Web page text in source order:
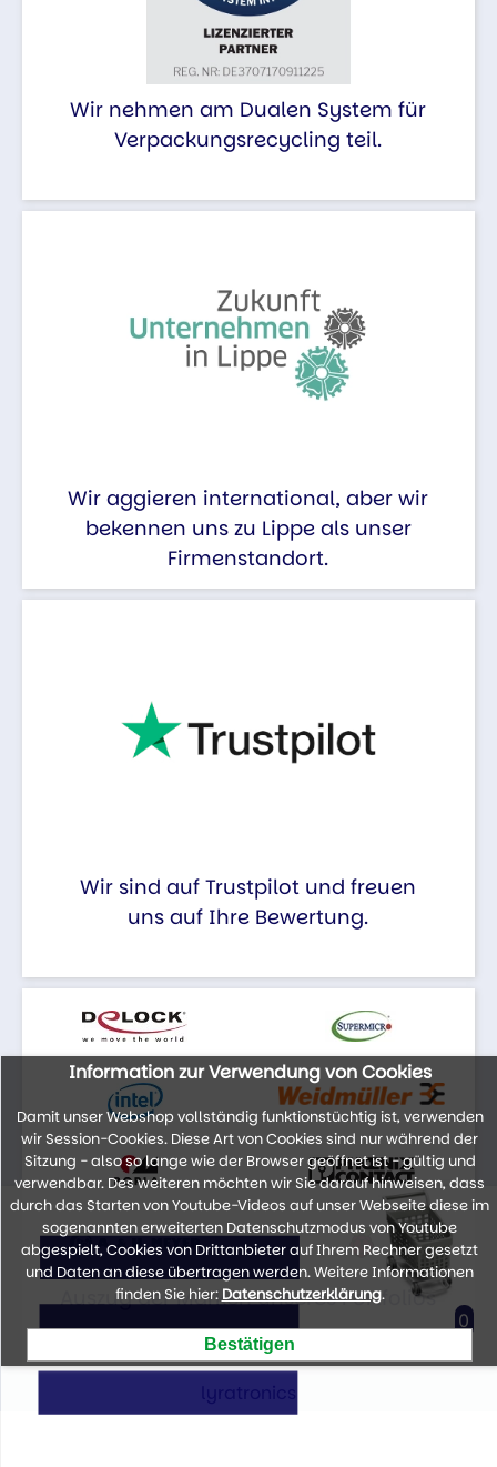
Wir nehmen am Dualen System für
Verpackungsrecycling teil.
Wir aggieren international, aber wir
bekennen uns zu Lippe als unser
Firmenstandort.
Wir sind auf Trustpilot und freuen
uns auf Ihre Bewertung.
Auszug der Marken unseres Portfolios
Information zur Verwendung von Cookies
Damit unser Webshop vollständig funktionstüchtig ist, verwenden
wir Session-Cookies. Diese Art von Cookies sind nur während der
Sitzung - also so lange wie der Browser geöffnet ist - gültig und
verwendbar. Des weiteren möchten wir Sie darauf hinweisen, dass
durch das Starten von Youtube-Videos auf unser Webseite diese im
sogenannten erweiterten Datenschutzmodus von Youtube
abgespielt, Cookies von Drittanbieter auf Ihrem Rechner gesetzt
und Daten an diese übertragen werden. Weitere Informationen
finden Sie hier: Datenschutzerklärung.
0